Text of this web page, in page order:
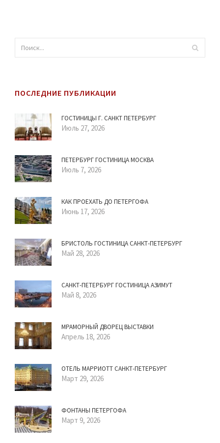
ПОСЛЕДНИЕ ПУБЛИКАЦИИ
ГОСТИНИЦЫ Г. САНКТ ПЕТЕРБУРГ
Июль 27, 2026
ПЕТЕРБУРГ ГОСТИНИЦА МОСКВА
Июль 7, 2026
КАК ПРОЕХАТЬ ДО ПЕТЕРГОФА
Июнь 17, 2026
БРИСТОЛЬ ГОСТИНИЦА САНКТ-ПЕТЕРБУРГ
Май 28, 2026
САНКТ-ПЕТЕРБУРГ ГОСТИНИЦА АЗИМУТ
Май 8, 2026
МРАМОРНЫЙ ДВОРЕЦ ВЫСТАВКИ
Апрель 18, 2026
ОТЕЛЬ МАРРИОТТ САНКТ-ПЕТЕРБУРГ
Март 29, 2026
ФОНТАНЫ ПЕТЕРГОФА
Март 9, 2026